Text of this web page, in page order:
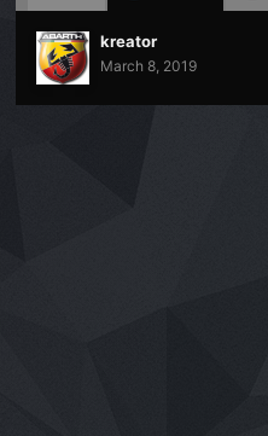
kreator
March 8, 2019